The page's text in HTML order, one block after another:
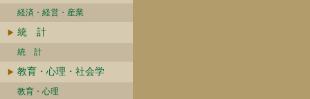
経済・経営・産業
統 計
統 計
教育・心理・社会学
教育・心理